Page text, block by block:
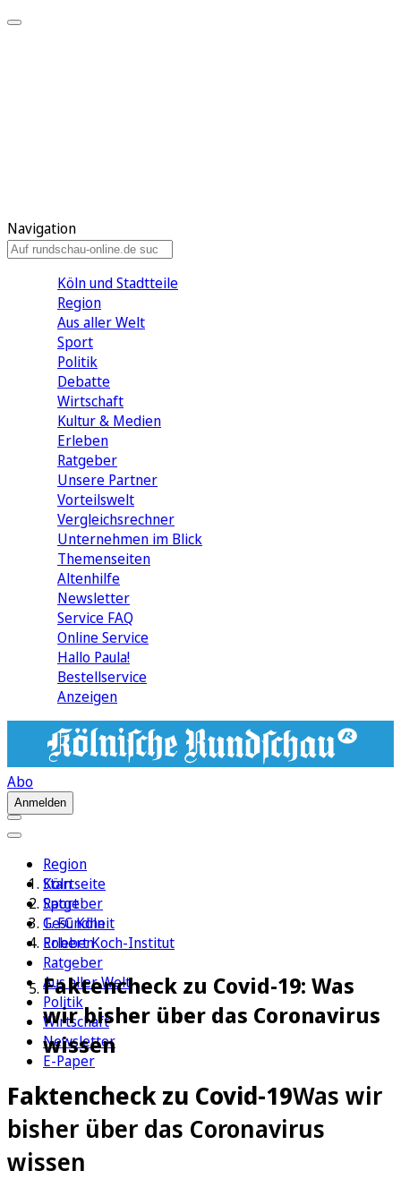
Navigation
Köln und Stadtteile
Region
Aus aller Welt
Sport
Politik
Debatte
Wirtschaft
Kultur & Medien
Erleben
Ratgeber
Unsere Partner
Vorteilswelt
Vergleichsrechner
Unternehmen im Blick
Themenseiten
Altenhilfe
Newsletter
Service FAQ
Online Service
Hallo Paula!
Bestellservice
Anzeigen
Abo
Anmelden
Region
Köln
Sport
1. FC Köln
Erleben
Ratgeber
Aus aller Welt
Politik
Wirtschaft
Newsletter
E-Paper
Startseite
Ratgeber
Gesundheit
Robert Koch-Institut
Faktencheck zu Covid-19: Was
wir bisher über das Coronavirus
wissen
Faktencheck zu Covid-19Was wir
bisher über das Coronavirus
wissen